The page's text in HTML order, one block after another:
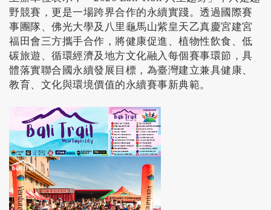
野競賽，更是一場跨界合作的永續實踐。透過國際賽
事團隊、佛光大學及八里龜馬山紫皇天乙真慶宮建宮
福田會三方攜手合作，將健康促進、植物性飲食、低
碳旅遊、循環經濟及地方文化融入每個賽事環節，具
體落實聯合國永續發展目標，為臺灣建立兼具健康、
教育、文化與環境價值的永續賽事新典範。